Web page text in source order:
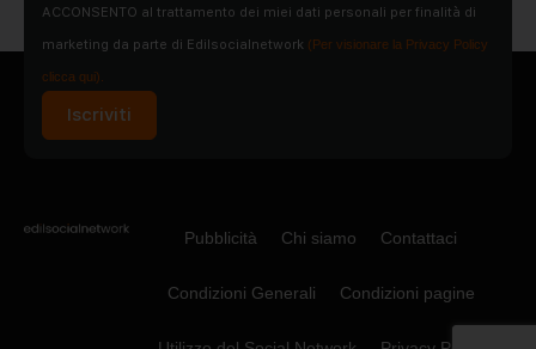
ACCONSENTO al trattamento dei miei dati personali per finalità di
marketing da parte di Edilsocialnetwork (Per visionare la Privacy Policy
clicca qui).
Iscriviti
Pubblicità Chi siamo Contattaci
Condizioni Generali Condizioni pagine